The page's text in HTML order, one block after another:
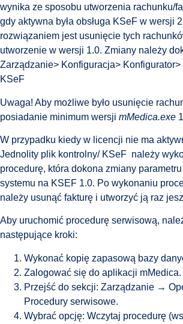
wynika ze sposobu utworzenia rachunku/
gdy aktywna była obsługa KSeF w wersji
rozwiązaniem jest usunięcie tych
utworzenie w wersji 1.0. Zmiany należy
Zarządzanie> Konfiguracja> Konfigurator>
KSeF
Uwaga! Aby możliwe było usunięcie
posiadanie minimum wersji mMedica.exe
W przypadku kiedy w licencji nie ma
Jednolity plik kontrolny/ KSeF należy
procedurę, która dokona zmiany
systemu na KSEF 1.0. Po wykonaniu
należy usunąć fakturę i utworzyć ją raz
Aby uruchomić procedurę serwisową,
następujące kroki:
Wykonać kopię zapasową bazy
Zalogować się do aplikacji mMedica.
Przejść do sekcji: Zarządzanie →
Procedury serwisowe.
Wybrać opcję: Wczytaj procedurę